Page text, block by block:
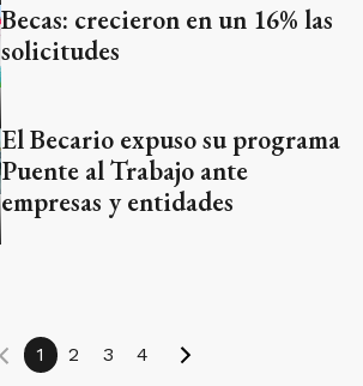
Becas: crecieron en un 16% las
solicitudes
El Becario expuso su programa
Puente al Trabajo ante
empresas y entidades
1 2 3 4